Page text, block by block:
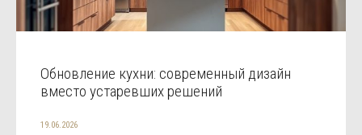
Обновление кухни: современный дизайн
вместо устаревших решений
19.06.2026